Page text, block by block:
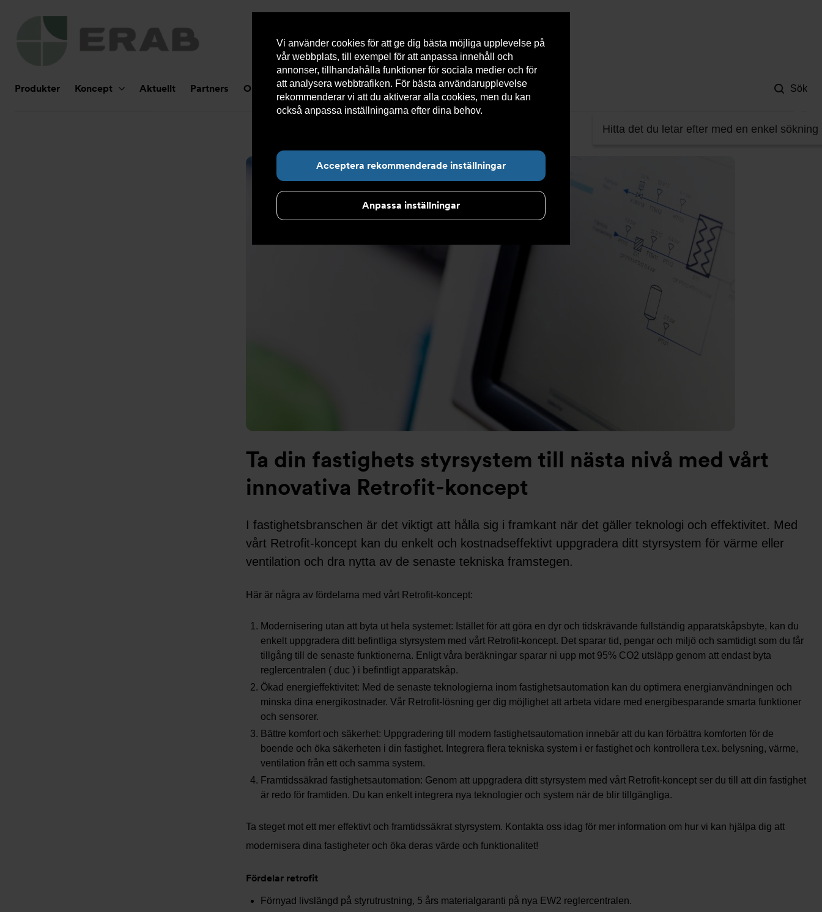
Vi använder cookies för att ge dig bästa möjliga upplevelse på
vår webbplats, till exempel för att anpassa innehåll och
annonser, tillhandahålla funktioner för sociala medier och för
att analysera webbtrafiken. För bästa användarupplevelse
rekommenderar vi att du aktiverar alla cookies, men du kan
också anpassa inställningarna efter dina behov.
Acceptera rekommenderade inställningar
Anpassa inställningar
Produkter Koncept Aktuellt Partners Om Erab Kontakta oss Support HBV Logga in
Hitta det du letar efter med en enkel sökning
Sök
Ta din fastighets styrsystem till nästa nivå med vårt
innovativa Retrofit-koncept
I fastighetsbranschen är det viktigt att hålla sig i framkant när det gäller teknologi och effektivitet. Med
vårt Retrofit-koncept kan du enkelt och kostnadseffektivt uppgradera ditt styrsystem för värme eller
ventilation och dra nytta av de senaste tekniska framstegen.
Här är några av fördelarna med vårt Retrofit-koncept:
Modernisering utan att byta ut hela systemet: Istället för att göra en dyr och tidskrävande fullständig apparatskåpsbyte, kan du
enkelt uppgradera ditt befintliga styrsystem med vårt Retrofit-koncept. Det sparar tid, pengar och miljö och samtidigt som du får
tillgång till de senaste funktionerna. Enligt våra beräkningar sparar ni upp mot 95% CO2 utsläpp genom att endast byta
reglercentralen ( duc ) i befintligt apparatskåp.
Ökad energieffektivitet: Med de senaste teknologierna inom fastighetsautomation kan du optimera energianvändningen och
minska dina energikostnader. Vår Retrofit-lösning ger dig möjlighet att arbeta vidare med energibesparande smarta funktioner
och sensorer.
Bättre komfort och säkerhet: Uppgradering till modern fastighetsautomation innebär att du kan förbättra komforten för de
boende och öka säkerheten i din fastighet. Integrera flera tekniska system i er fastighet och kontrollera t.ex. belysning, värme,
ventilation från ett och samma system.
Framtidssäkrad fastighetsautomation: Genom att uppgradera ditt styrsystem med vårt Retrofit-koncept ser du till att din fastighet
är redo för framtiden. Du kan enkelt integrera nya teknologier och system när de blir tillgängliga.
Ta steget mot ett mer effektivt och framtidssäkrat styrsystem. Kontakta oss idag för mer information om hur vi kan hjälpa dig att
modernisera dina fastigheter och öka deras värde och funktionalitet!
Fördelar retrofit
Förnyad livslängd på styrutrustning, 5 års materialgaranti på nya EW2 reglercentralen.